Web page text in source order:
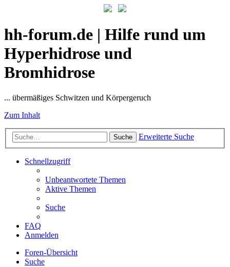
hh-forum.de | Hilfe rund um
Hyperhidrose und
Bromhidrose
... übermäßiges Schwitzen und Körpergeruch
Zum Inhalt
Suche Erweiterte Suche
Schnellzugriff
Unbeantwortete Themen
Aktive Themen
Suche
FAQ
Anmelden
Foren-Übersicht
Suche